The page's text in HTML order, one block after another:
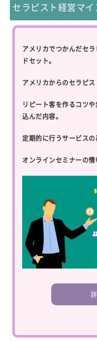
セラピスト経営マ
アメリカでつかんだセ
ドセット。
アメリカからのセラピス
リピート客を作るコツ
込んだ内容。
定期的に行うサービスの
オンラインセミナーの情